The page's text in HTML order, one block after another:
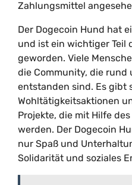
Zahlungsmittel
Der Dogecoin Hund hat
und ist ein wichtiger Teil
geworden. Viele
die Community, die rund
entstanden sind. Es gibt
Wohltätigkeitsaktionen
Projekte, die mit Hilfe
werden. Der Dogecoin
nur Spaß und
Solidarität und soziales